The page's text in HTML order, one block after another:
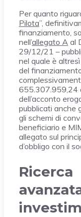
Per quanto
Pilota”,
finanziamento,
nell’allegato A al
29/12/21 –
nel quale è
del
655.307.959,24
dell’acconto
pubblicati anche
gli schemi di
beneficiario e
allegato sul
d’obbligo con il
Ricerca